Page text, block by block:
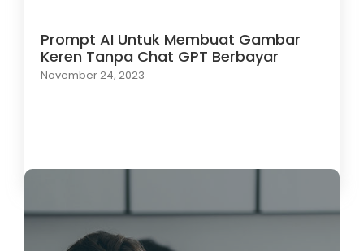
Prompt AI Untuk Membuat Gambar
Keren Tanpa Chat GPT Berbayar
November 24, 2023